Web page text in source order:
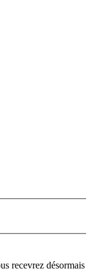
recevrez désormais